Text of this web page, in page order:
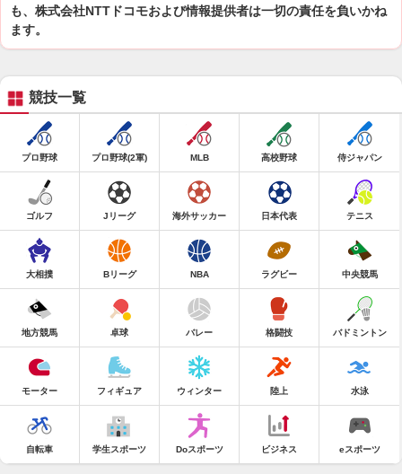
も、株式会社NTTドコモおよび情報提供者は一切の責任を負いかね
ます。
競技一覧
プロ野球 プロ野球(2軍) MLB 高校野球 侍ジャパン
ゴルフ Jリーグ 海外サッカー 日本代表 テニス
大相撲 Bリーグ NBA ラグビー 中央競馬
地方競馬 卓球 バレー 格闘技 バドミントン
モーター フィギュア ウィンター 陸上 水泳
自転車 学生スポーツ Doスポーツ ビジネス eスポーツ